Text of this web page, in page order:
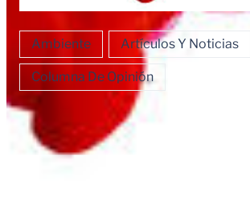
Ambiente Artículos Y Noticias
Columna De Opinión